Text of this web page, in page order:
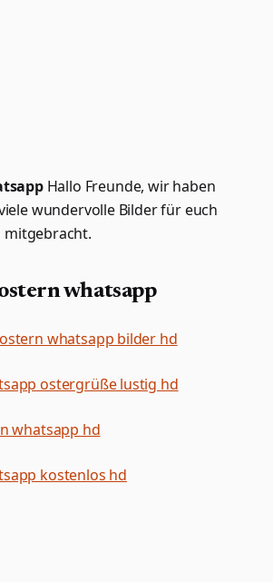
Hallo Freunde, wir haben
wundervolle Bilder für euch
mitgebracht.
whatsapp